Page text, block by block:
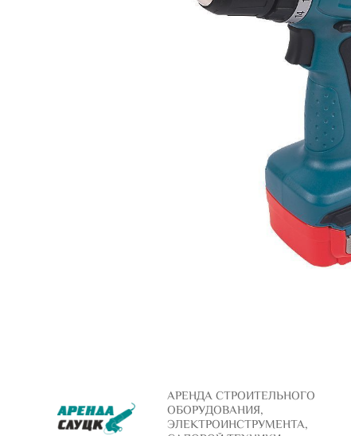
АРЕНДА СТРОИТЕЛЬНОГО
ОБОРУДОВАНИЯ,
ЭЛЕКТРОИНСТРУМЕНТА,